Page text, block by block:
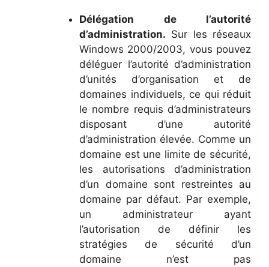
Délégation de l’autorité
d’administration. Sur les réseaux
Windows 2000/2003, vous pouvez
déléguer l’autorité d’administration
d’unités d’organisation et de
domaines individuels, ce qui réduit
le nombre requis d’administrateurs
disposant d’une autorité
d’administration élevée. Comme un
domaine est une limite de sécurité,
les autorisations d’administration
d’un domaine sont restreintes au
domaine par défaut. Par exemple,
un administrateur ayant
l’autorisation de définir les
stratégies de sécurité d’un
domaine n’est pas